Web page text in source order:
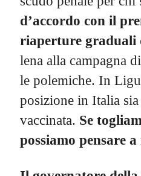
d’accordo con il
riaperture graduali
lena alla campagna
le polemiche. In
posizione in Italia
vaccinata. Se
possiamo pensare